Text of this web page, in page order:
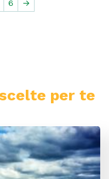
6 →
per te